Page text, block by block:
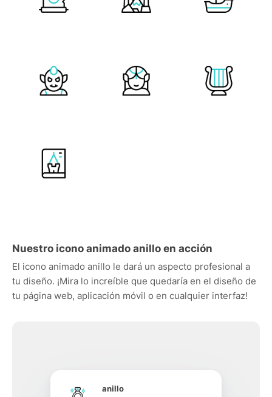
Nuestro icono animado anillo en acción
El icono animado anillo le dará un aspecto profesional a
tu diseño. ¡Mira lo increíble que quedaría en el diseño de
tu página web, aplicación móvil o en cualquier interfaz!
anillo